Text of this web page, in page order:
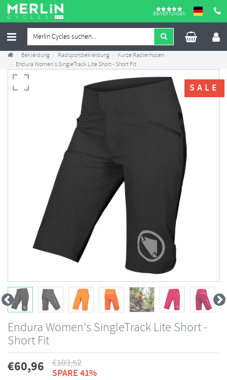
BEWERTUNGEN
Bekleidung Radsportbekleidung
Kurze Radlerhosen
Endura Women's SingleTrack Lite Short - Short Fit
SALE
Endura Women's SingleTrack Lite Short -
Short Fit
€60,96 €103,52
SPARE 41%